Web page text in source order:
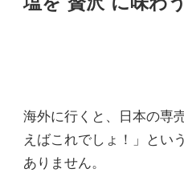
海外に行くと、日本の専
えばこれでしょ！」とい
ありません。